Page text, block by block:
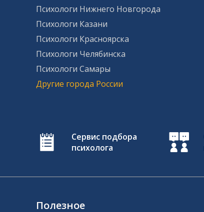
Психологи Нижнего Новгорода
Психологи Казани
Психологи Красноярска
Психологи Челябинска
Психологи Самары
Другие города России
Сервис подбора
психолога
Полезное